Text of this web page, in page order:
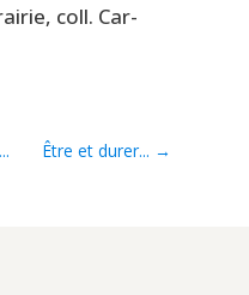
coll. Car­
Être et durer... →